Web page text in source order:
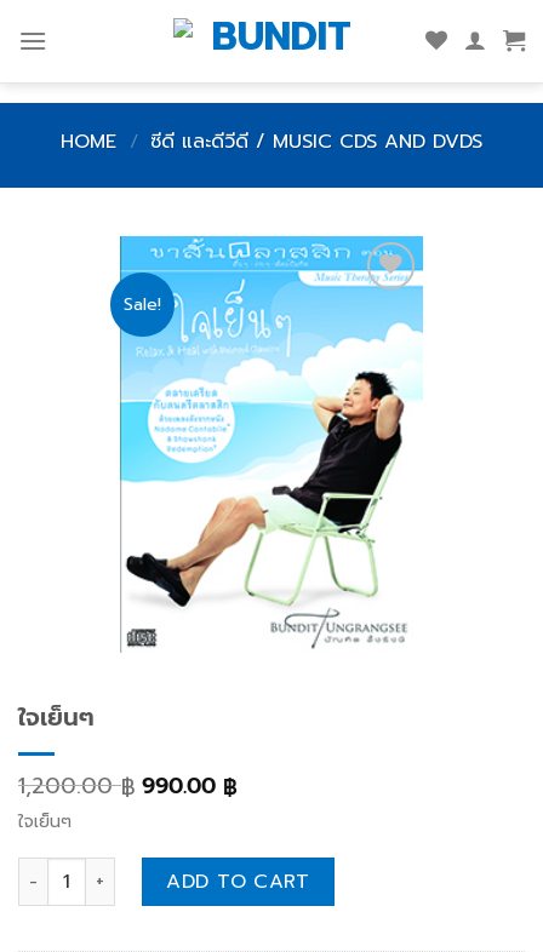
content
HOME / ซีดี และดีวีดี / MUSIC CDS AND DVDS
Sale!
to
ใจเย็นๆ
1,200.00฿ 990.00 ฿
ใจเย็นๆ
ใจเย็นๆ quantity ADD TO CART